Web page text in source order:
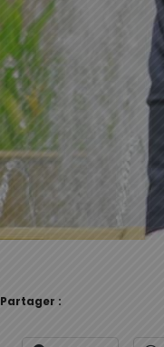
Partager :